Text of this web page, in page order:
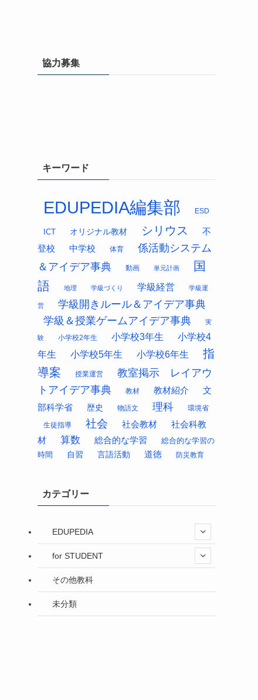
協力募集
キーワード
EDUPEDIA編集部 ESD
ICT オリジナル教材 シリウス
不
登校
中学校 体育
係活動システム
＆アイデア事典
動画 単元計画
国
語
地理 学級づくり 学級経営 学級運
営
学級開きルール＆アイデア事典
学級＆授業ゲームアイデア事典
実
験 小学校2年生 小学校3年生
小学校4
年生
小学校5年生 小学校6年生
指
導案
授業運営
教室掲示 レイアウ
トアイデア事典
教材 教材紹介
文
部科学省
歴史 物語文 理科 環境省
生徒指導 社会 社会教材
社会科教
材
算数 総合的な学習
総合的な学習の
時間
自習 言語活動 道徳 防災教育
カテゴリー
EDUPEDIA
for STUDENT
その他教科
未分類